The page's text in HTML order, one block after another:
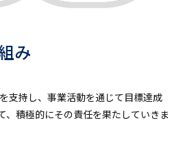
み
を支持し、事業活動を通じて目標達成
、積極的にその責任を果たしていきま